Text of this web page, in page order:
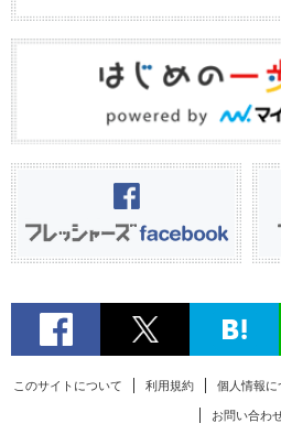
このサイトについて 利用規約 個人情報に
お問い合わ